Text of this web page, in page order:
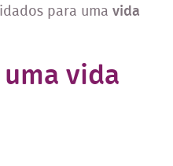
para uma vida
vida